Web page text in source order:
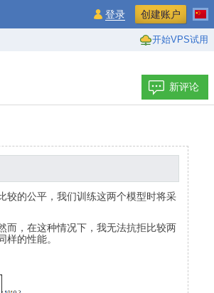
开始VPS试用
登录 创建账户
新评论
较的公平，我们训练这两个模型时将采
而，在这种情况下，我无法抗拒比较两
的性能。